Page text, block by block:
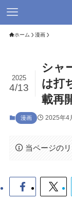
ホーム 漫画
シャ
は打
載再
2025
4/13
漫画 2025年4
当ページの